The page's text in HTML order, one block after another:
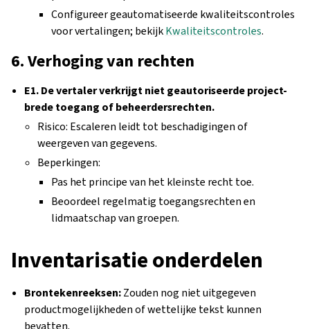
Configureer geautomatiseerde kwaliteitscontroles
voor vertalingen; bekijkKwaliteitscontroles.
6. Verhoging van rechten
E1. De vertaler verkrijgt niet geautoriseerde project-
brede toegang of beheerdersrechten.
Risico: Escaleren leidt tot beschadigingen of
weergeven van gegevens.
Beperkingen:
Pas het principe van het kleinste recht toe.
Beoordeel regelmatig toegangsrechten en
lidmaatschap van groepen.
Inventarisatie onderdelen
Brontekenreeksen:Zouden nog niet uitgegeven
productmogelijkheden of wettelijke tekst kunnen
bevatten.